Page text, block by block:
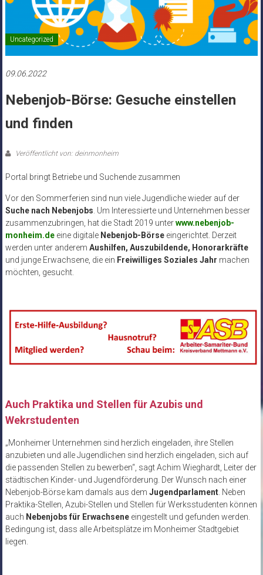
Uncategorized
09.06.2022
Nebenjob-Börse: Gesuche einstellen
und finden
Veröffentlicht von: deinmonheim
Portal bringt Betriebe und Suchende zusammen
Vor den Sommerferien sind nun viele Jugendliche wieder auf der
Suche nach Nebenjobs . Um Interessierte und Unternehmen besser
zusammenzubringen, hat die Stadt 2019 unterwww.nebenjob-
monheim.deeine digitale Nebenjob-Börseeingerichtet. Derzeit
werden unter anderem Aushilfen, Auszubildende, Honorarkräfte
und junge Erwachsene, die ein Freiwilliges Soziales Jahr machen
möchten, gesucht.
Auch Praktika und Stellen für Azubis und
Wekrstudenten
„Monheimer Unternehmen sind herzlich eingeladen, ihre Stellen
anzubieten und alle Jugendlichen sind herzlich eingeladen, sich auf
die passenden Stellen zu bewerben“, sagt Achim Wieghardt, Leiter der
städtischen Kinder- und Jugendförderung. Der Wunsch nach einer
Nebenjob-Börse kam damals aus dem Jugendparlament. Neben
Praktika-Stellen, Azubi-Stellen und Stellen für Werksstudenten können
auch Nebenjobs für Erwachseneeingestellt und gefunden werden.
Bedingung ist, dass alle Arbeitsplätze im Monheimer Stadtgebiet
liegen.